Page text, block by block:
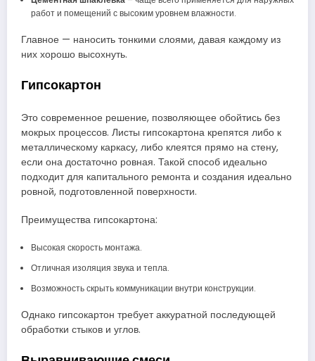
работ и помещений с высоким уровнем влажности.
Главное — наносить тонкими слоями, давая каждому из
них хорошо высохнуть.
Гипсокартон
Это современное решение, позволяющее обойтись без
мокрых процессов. Листы гипсокартона крепятся либо к
металлическому каркасу, либо клеятся прямо на стену,
если она достаточно ровная. Такой способ идеально
подходит для капитального ремонта и создания идеально
ровной, подготовленной поверхности.
Преимущества гипсокартона:
Высокая скорость монтажа.
Отличная изоляция звука и тепла.
Возможность скрыть коммуникации внутри конструкции.
Однако гипсокартон требует аккуратной последующей
обработки стыков и углов.